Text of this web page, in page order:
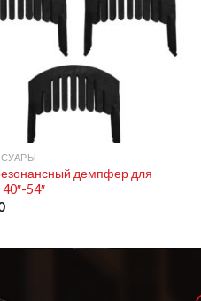
демпфер для
54″